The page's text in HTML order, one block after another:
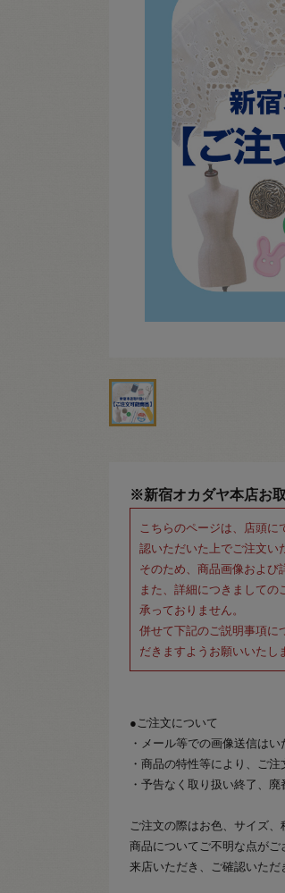
※新宿オカダヤ本店お
こちらのページは、店頭
認いただいた上でご注文い
そのため、商品画像および
また、詳細につきまして
承っておりません。
併せて下記のご説明事項に
だきますようお願いいたし
●ご注文について
・メール等での画像送信は
・商品の特性等により、ご
・予告なく取り扱い終了、
ご注文の際はお色、サイズ、
商品についてご不明な点がご
来店いただき、ご確認いただ